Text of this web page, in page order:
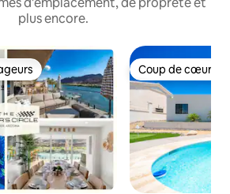
plus encore.
Coup de cœur
Coup de cœur